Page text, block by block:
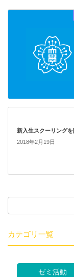
新入生スクーリングを
2018年2月19日
カテゴリ一覧
ゼミ活動